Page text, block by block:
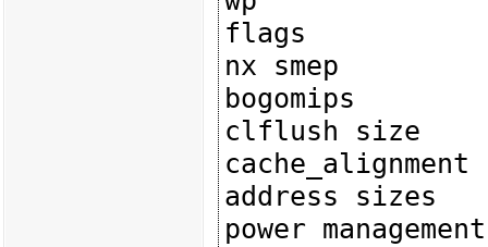
flags           :
nx smep
bogomips
clflush size
address sizes
power